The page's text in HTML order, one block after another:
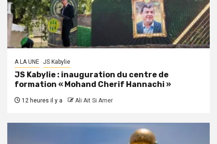
A LA UNE JS Kabylie
JS Kabylie : inauguration du centre de
formation « Mohand Cherif Hannachi »
12 heures il y a Ali Ait Si Amer